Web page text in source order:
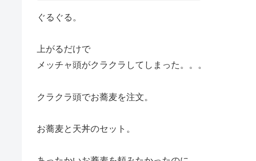
ぐるぐる。
上がるだけで
メッチャ頭がクラクラしてしまった。。。
クラクラ頭でお蕎麦を注文。
お蕎麦と天丼のセット。